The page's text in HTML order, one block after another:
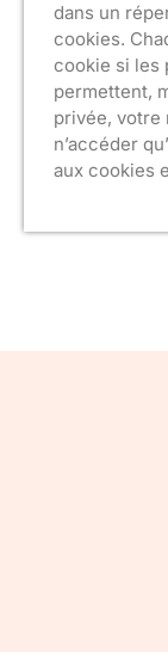
dans un
cookies.
cookie si les
permettent,
privée, votre
n’accéder
aux cookies